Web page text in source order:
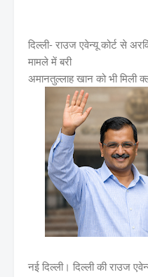
दिल्ली- राउज एवेन्यू कोर्ट से
मामले में बरी
अमानतुल्लाह खान को भी मिली
नई दिल्ली। दिल्ली की राउज